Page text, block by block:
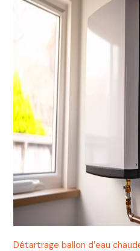
Détartrage ballon d’eau